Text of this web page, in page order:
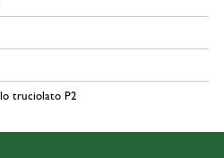
truciolato P2